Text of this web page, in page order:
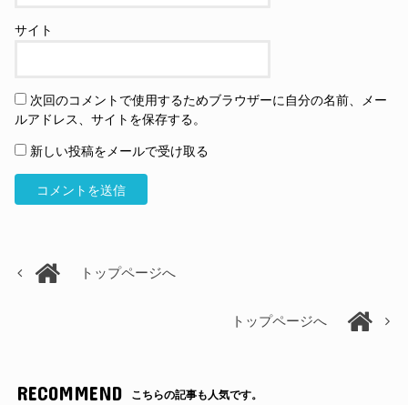
サイト
次回のコメントで使用するためブラウザーに自分の名前、メー
ルアドレス、サイトを保存する。
新しい投稿をメールで受け取る
トップページへ
トップページへ
RECOMMEND こちらの記事も人気です。